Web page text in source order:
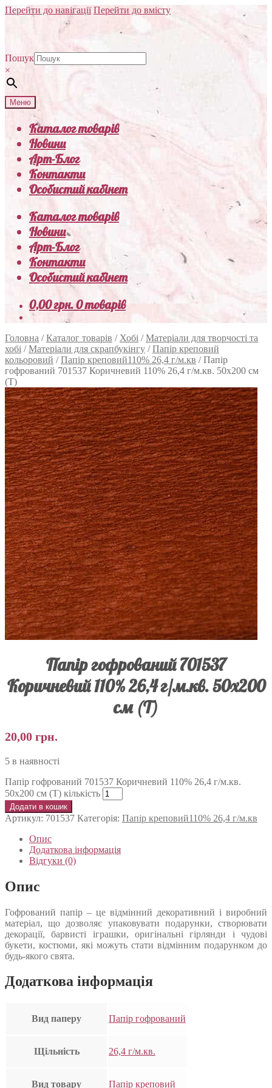
Перейти до навігації Перейти до вмісту
Пошук
×
Меню
Каталог товарів
Новини
Арт-Блог
Контакти
Особистий кабінет
Каталог товарів
Новини
Арт-Блог
Контакти
Особистий кабінет
0,00грн.0 товарів
Головна /Каталог товарів / Хобі /Матеріали для творчості та
хобі /Матеріали для скрапбукінгу /Папір креповий
кольоровий /Папір креповий110% 26,4 г/м.кв /Папір
гофрований 701537 Коричневий 110% 26,4 г/м.кв. 50х200 см
(Т)
Папір гофрований 701537
Коричневий 110% 26,4 г/м.кв. 50х200
см (Т)
20,00 грн.
5 в наявності
Папір гофрований 701537 Коричневий 110% 26,4 г/м.кв.
50х200 см (Т) кількість
Додати в кошик
Артикул: 701537 Категорія: Папір креповий110% 26,4 г/м.кв
Опис
Додаткова інформація
Відгуки (0)
Опис
Гофрований папір – це відмінний декоративний і виробний
матеріал, що дозволяє упаковувати подарунки, створювати
декорації, барвисті іграшки, оригінальні гірлянди і чудові
букети, костюми, які можуть стати відмінним подарунком до
будь-якого свята.
Додаткова інформація
Вид паперу Папір гофрований
Щільність 26,4 г/м.кв.
Вид товару Папір креповий